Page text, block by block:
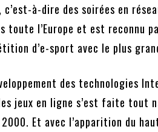
c’est-à-dire des soirées en
toute l’Europe et est reconnu
d’e-sport avec le plus
des technologies
jeux en ligne s’est faite tout
2000. Et avec l’apparition du